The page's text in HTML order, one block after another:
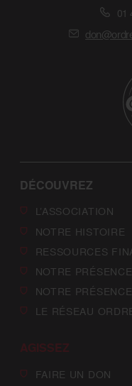
01
DÉCOUVREZ
L’ASSOCIATION
NOTRE HISTOIRE
RESSOURCES
NOTRE
NOTRE
LE RÉSEAU
AGISSEZ
FAIRE UN DON